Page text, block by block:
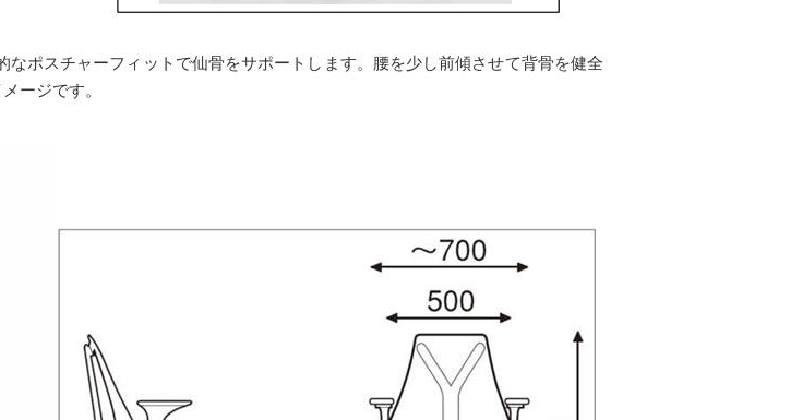
ポスチャーフィットで仙骨をサポートします。腰を少し前傾させて背骨を健全
ージです。